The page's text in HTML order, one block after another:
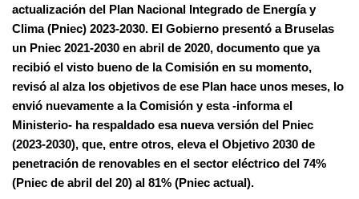
actualización del Plan Nacional Integrado de Energía y
Clima (Pniec) 2023-2030. El Gobierno presentó a Bruselas
un Pniec 2021-2030 en abril de 2020, documento que ya
recibió el visto bueno de la Comisión en su momento,
revisó al alza los objetivos de ese Plan hace unos meses, lo
envió nuevamente a la Comisión y esta -informa el
Ministerio- ha respaldado esa nueva versión del Pniec
(2023-2030), que, entre otros, eleva el Objetivo 2030 de
penetración de renovables en el sector eléctrico del 74%
(Pniec de abril del 20) al 81% (Pniec actual).